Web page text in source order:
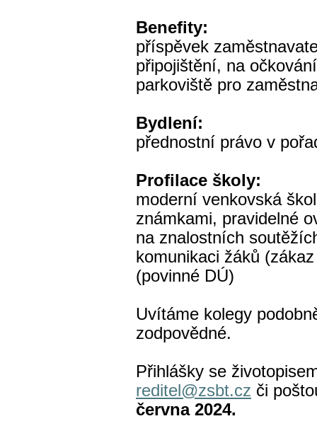
Benefity:
příspěvek
připojištění, na
parkoviště pro
Bydlení:
přednostní právo v
Profilace školy:
moderní venkovská
známkami, pravidelné
na znalostních
komunikaci žáků
(povinné DÚ)
Uvítáme kolegy
zodpovědné.
Přihlášky se
reditel@zsbt.cz či
června 2024.